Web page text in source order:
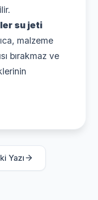
su jeti
malzeme
bırakmaz ve
Yazı